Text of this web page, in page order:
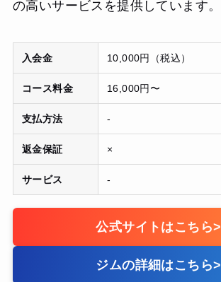
の高いサービスを提供しています。
入会金 10,000円（税込）
コース料金 16,000円〜
支払方法 -
返金保証 ×
サービス -
公式サイトはこちら>
ジムの詳細はこちら>